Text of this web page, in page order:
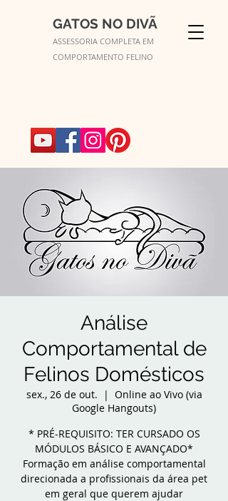
GATOS NO DIVÃ
ASSESSORIA COMPLETA EM
COMPORTAMENTO FELINO
Análise
Comportamental de
Felinos Domésticos
sex., 26 de out.
  |
Online ao Vivo (via
Google Hangouts)
* PRÉ-REQUISITO: TER CURSADO OS
MÓDULOS BÁSICO E AVANÇADO*
Formação em análise comportamental
direcionada a profissionais da área pet
em geral que querem ajudar